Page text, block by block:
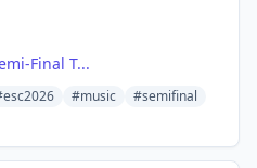
Final T...
#music
#semifinal